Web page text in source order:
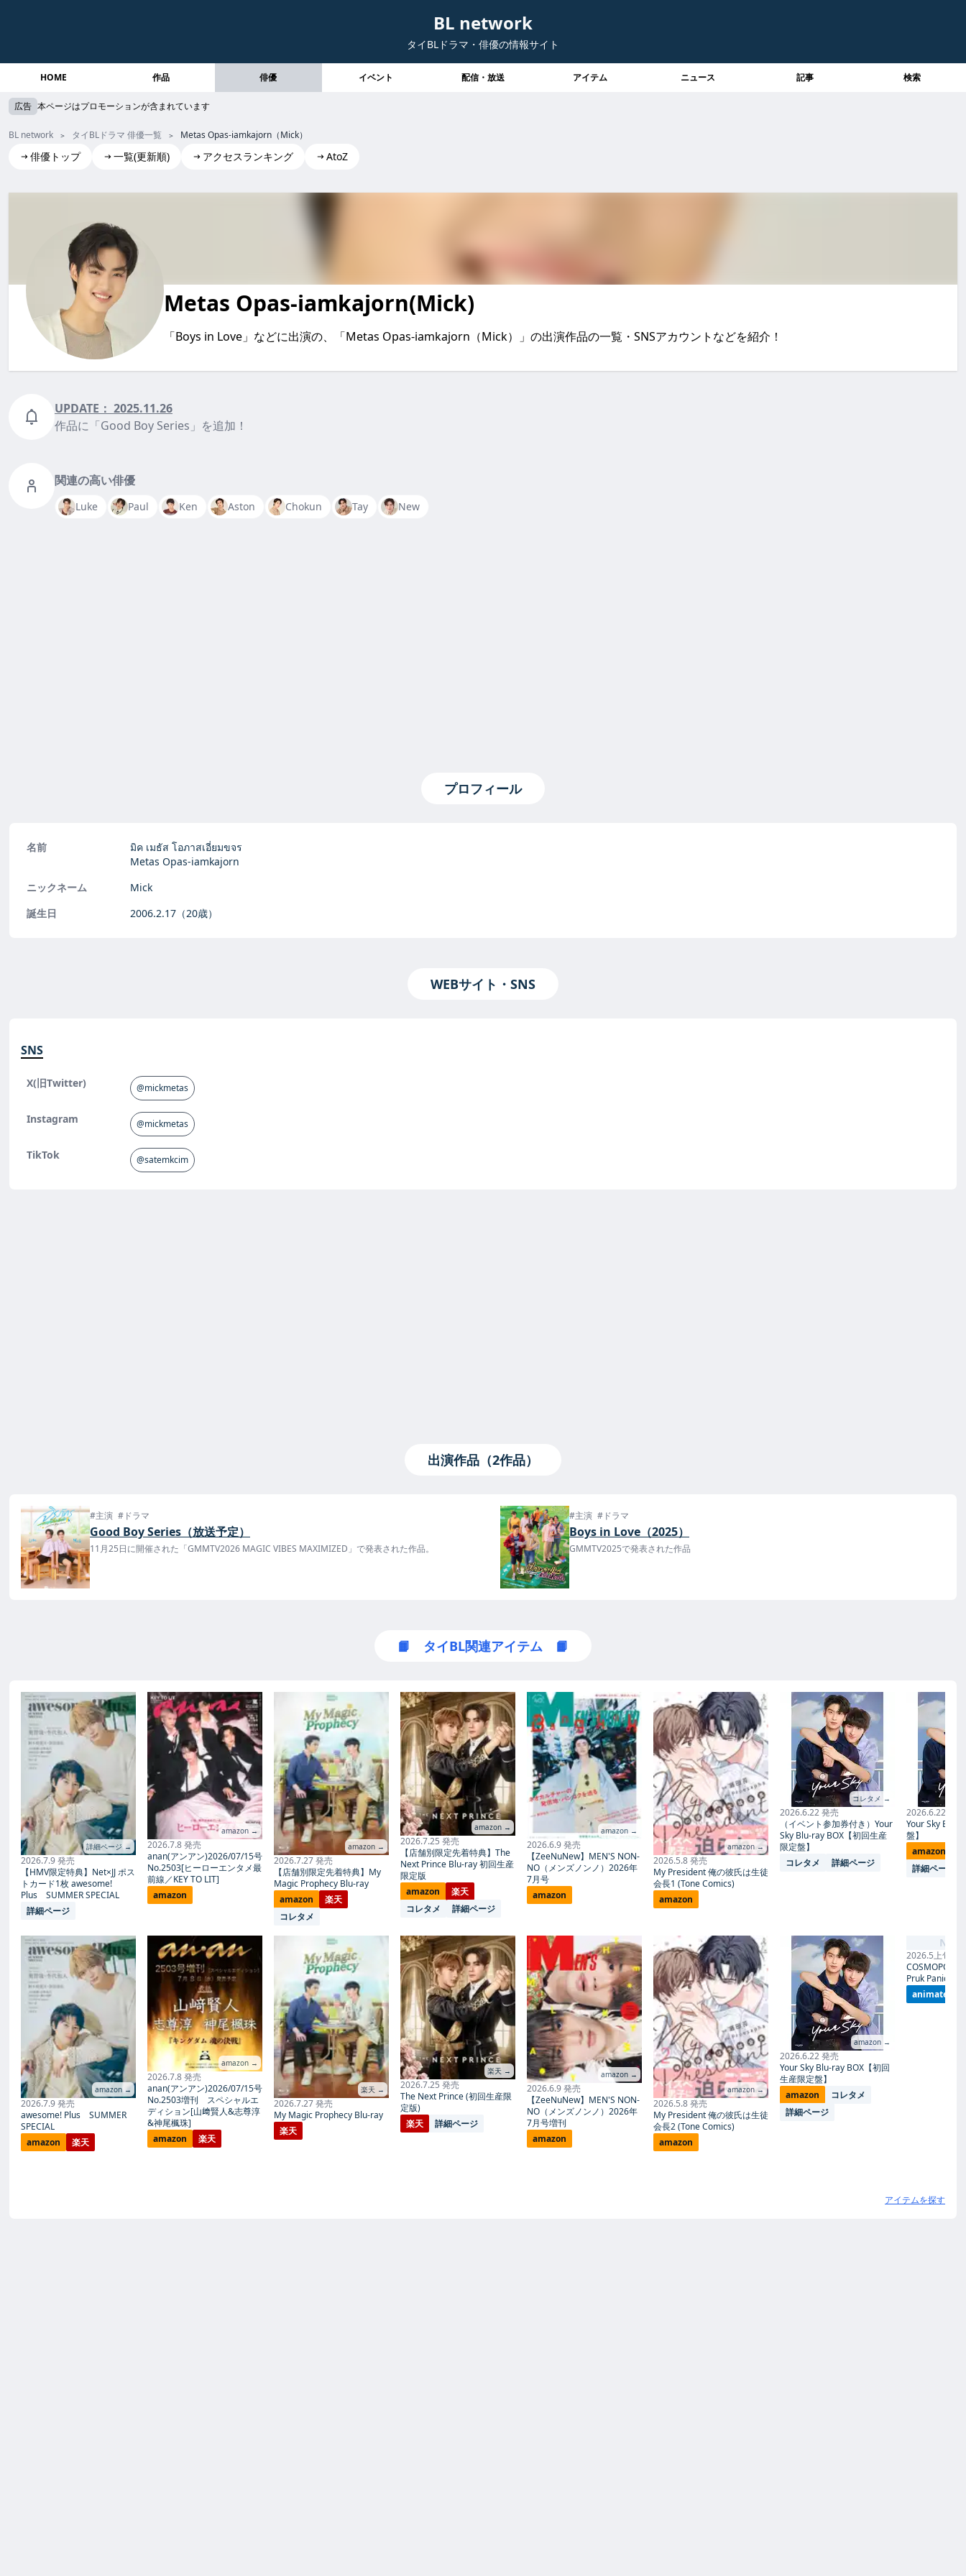
BL network
タイBLドラマ・俳優の情報サイト
HOME 作品 俳優 イベント 配信・放送 アイテム ニュース 記事 検索
広告 本ページはプロモーションが含まれています
BL network タイBLドラマ 俳優一覧 Metas Opas-iamkajorn（Mick）
俳優トップ 一覧(更新順) アクセスランキング AtoZ
Metas Opas-iamkajorn(Mick)
「Boys in Love」などに出演の、「Metas Opas-iamkajorn（Mick）」の出演作品の一覧・SNSアカウントなどを紹介！
UPDATE： 2025.11.26
作品に「Good Boy Series」を追加！
関連の高い俳優
Luke Paul Ken Aston Chokun Tay New
プロフィール
名前
มิค เมธัส โอภาสเอี่ยมขจร
Metas Opas-iamkajorn
ニックネーム
Mick
誕生日
2006.2.17 （20歳）
WEBサイト・SNS
SNS
X(旧Twitter) @mickmetas
Instagram @mickmetas
TikTok @satemkcim
出演作品（2作品）
#主演 #ドラマ
Good Boy Series（放送予定）
11月25日に開催された「GMMTV2026 MAGIC VIBES MAXIMIZED」で発表された作品。
#主演 #ドラマ
Boys in Love（2025）
GMMTV2025で発表された作品
📙 タイBL関連アイテム 📙
詳細ページ →
2026.7.9 発売
【HMV限定特典】Net×JJ ポス
トカード1枚 awesome!
Plus SUMMER SPECIAL
詳細ページ
amazon →
2026.7.9 発売
awesome! Plus SUMMER
SPECIAL
amazon
楽天
amazon →
2026.7.8 発売
anan(アンアン)2026/07/15号
No.2503[ヒーローエンタメ最
前線／KEY TO LIT]
amazon
amazon →
2026.7.8 発売
anan(アンアン)2026/07/15号
No.2503増刊 スペシャルエ
ディション[山﨑賢人&志尊淳
&神尾楓珠]
amazon
楽天
amazon →
2026.7.27 発売
【店舗別限定先着特典】My
Magic Prophecy Blu-ray
amazon
楽天
コレタメ
楽天 →
2026.7.27 発売
My Magic Prophecy Blu-ray
楽天
amazon →
2026.7.25 発売
【店舗別限定先着特典】The
Next Prince Blu-ray 初回生産
限定版
amazon
楽天
コレタメ
詳細ページ
楽天 →
2026.7.25 発売
The Next Prince (初回生産限
定版)
楽天
詳細ページ
amazon →
2026.6.9 発売
【ZeeNuNew】MEN'S NON-
NO（メンズノンノ）2026年
7月号
amazon
amazon →
2026.6.9 発売
【ZeeNuNew】MEN'S NON-
NO（メンズノンノ）2026年
7月号増刊
amazon
amazon →
2026.5.8 発売
My President 俺の彼氏は生徒
会長1 (Tone Comics)
amazon
amazon →
2026.5.8 発売
My President 俺の彼氏は生徒
会長2 (Tone Comics)
amazon
コレタメ →
2026.6.22 発売
（イベント参加券付き）Your
Sky Blu-ray BOX【初回生産
限定盤】
コレタメ
詳細ページ
amazon →
2026.6.22 発売
Your Sky Blu-ray BOX【初回
生産限定盤】
amazon
コレタメ
詳細ページ
2026.6.22 発売
Your Sky Blu-
盤】
amazon
詳細ページ
No
2026.5上旬 発
Pruk Panich-
animate
アイテムを探す